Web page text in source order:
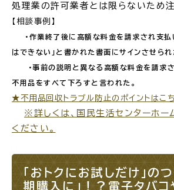
処理業の許可業者とは限らないため注
【相談事例】
・作業終了後に高額な料金を請求され支払い
はできない」と書かれた書面にサインさせられ
・事前の説明と異なる高額な料金を請求さ
不用品をすべて下ろすと言われた。
★不用品回収トラブル防止のポイントはこ
※詳しくは、国民生活センターホー
ください。
「おトクにお試しだけ」の
期購入に」！？電子タバ